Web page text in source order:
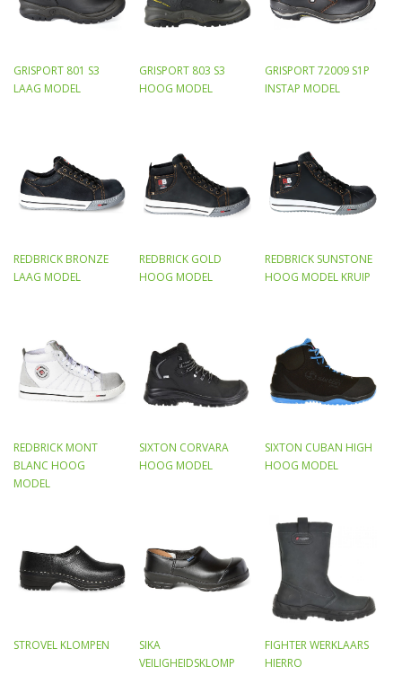
GRISPORT 801 S3
LAAG MODEL
GRISPORT 803 S3
HOOG MODEL
GRISPORT 72009 S1P
INSTAP MODEL
REDBRICK BRONZE
LAAG MODEL
REDBRICK GOLD
HOOG MODEL
REDBRICK SUNSTONE
HOOG MODEL KRUIP
REDBRICK MONT
BLANC HOOG
MODEL
SIXTON CORVARA
HOOG MODEL
SIXTON CUBAN HIGH
HOOG MODEL
STROVEL KLOMPEN
SIKA
VEILIGHEIDSKLOMP
FIGHTER WERKLAARS
HIERRO